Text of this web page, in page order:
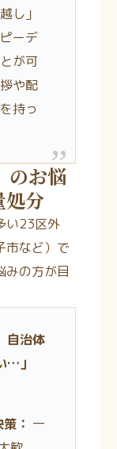
し」
ーデ
が可
や配
持っ
のお悩
処分
い23区外
市など）で
みの方が目
自治体
…」
： 一